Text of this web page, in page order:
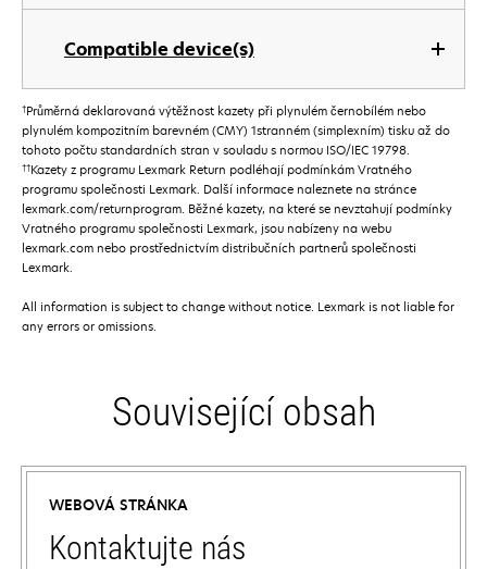
Compatible device(s)
†Průměrná deklarovaná výtěžnost kazety při plynulém černobílém nebo
plynulém kompozitním barevném (CMY) 1stranném (simplexním) tisku až do
tohoto počtu standardních stran v souladu s normou ISO/IEC 19798.
††Kazety z programu Lexmark Return podléhají podmínkám Vratného
programu společnosti Lexmark. Další informace naleznete na stránce
lexmark.com/returnprogram. Běžné kazety, na které se nevztahují podmínky
Vratného programu společnosti Lexmark, jsou nabízeny na webu
lexmark.com nebo prostřednictvím distribučních partnerů společnosti
Lexmark.
All information is subject to change without notice. Lexmark is not liable for
any errors or omissions.
Související obsah
WEBOVÁ STRÁNKA
Kontaktujte nás